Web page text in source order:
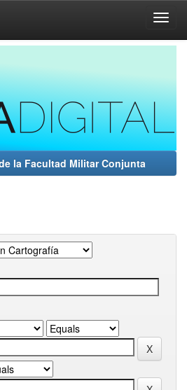
la Facultad Militar Conjunta